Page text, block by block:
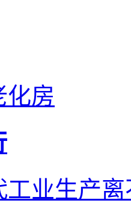
化房
工业生产